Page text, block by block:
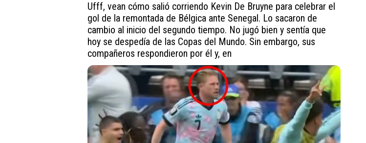
Ufff, vean cómo salió corriendo Kevin De Bruyne para celebrar el
gol de la remontada de Bélgica ante Senegal. Lo sacaron de
cambio al inicio del segundo tiempo. No jugó bien y sentía que
hoy se despedía de las Copas del Mundo. Sin embargo, sus
compañeros respondieron por él y, en